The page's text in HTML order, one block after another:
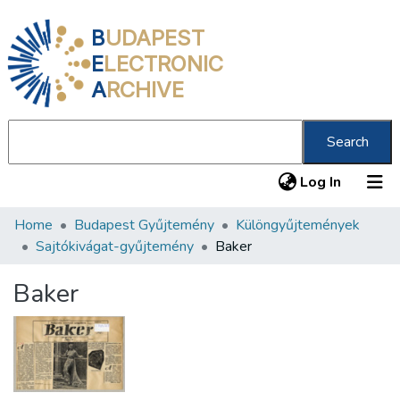
BUDAPEST
ELECTRONIC
ARCHIVE
Search
Log In (current)
Communities & Collections
Statistics
About us
Home Budapest Gyűjtemény
Különgyűjtemények
Sajtókivágat-gyűjtemény
Baker
Baker